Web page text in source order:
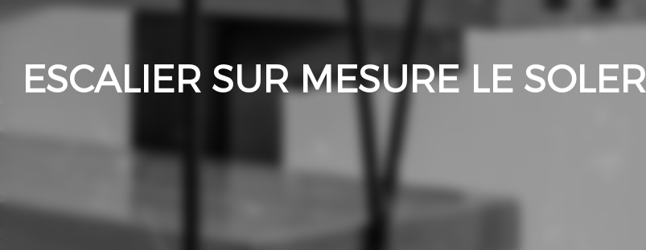
ESCALIER SUR MESURE LE SOLER